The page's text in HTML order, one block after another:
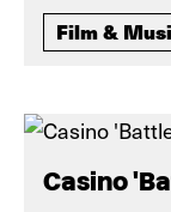
Film &
Casino